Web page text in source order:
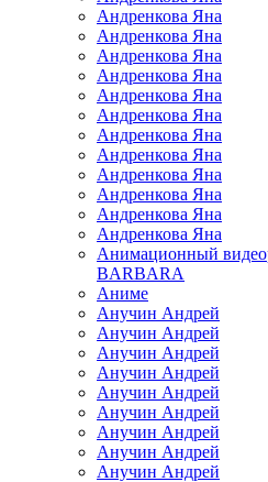
Андренкова Яна
Андренкова Яна
Андренкова Яна
Андренкова Яна
Андренкова Яна
Андренкова Яна
Андренкова Яна
Андренкова Яна
Андренкова Яна
Андренкова Яна
Андренкова Яна
Андренкова Яна
Анимационный
BARBARA
Аниме
Анучин Андрей
Анучин Андрей
Анучин Андрей
Анучин Андрей
Анучин Андрей
Анучин Андрей
Анучин Андрей
Анучин Андрей
Анучин Андрей